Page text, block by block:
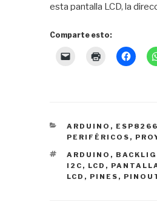
esta pantalla LCD, la
Comparte esto:
CATEGORÍAS
ARDUINO , ESP8266
PERIFÉRICOS ,
ETIQUETAS
ARDUINO ,
I2C , LCD ,
LCD , PINES ,